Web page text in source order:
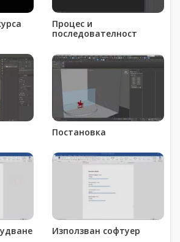
Процес и
последователност
Постановка
Използван софтуер